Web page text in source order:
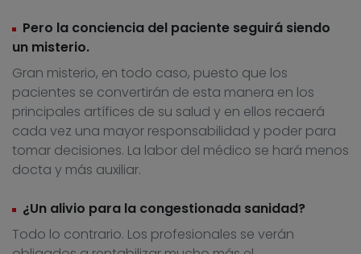
Pero la conciencia del paciente seguirá siendo
un misterio.
Gran misterio, en todo caso, puesto que los
pacientes se convertirán de esta manera en los
principales artífices de su salud y en ellos recaerá
cada vez una mayor responsabilidad y poder para
tomar decisiones. La labor del médico se hará menos
docta y más auxiliar.
¿Un alivio para la congestionada sanidad?
Todo lo contrario. Los profesionales se verán